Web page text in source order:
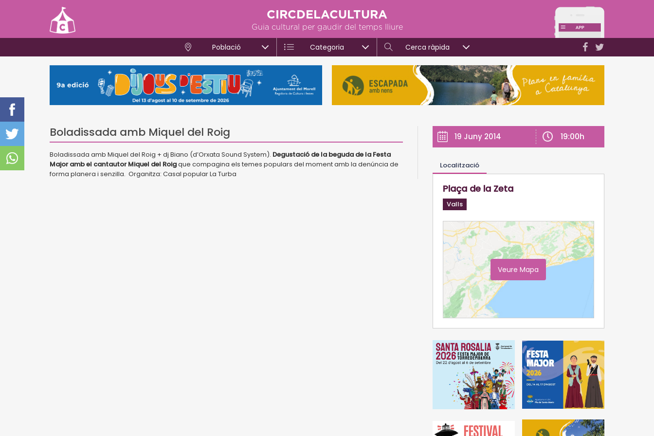
CIRCDELACULTURA
Guia cultural per gaudir del temps lliure
Població Categoria Cerca ràpida
Boladissada amb Miquel del Roig
Boladissada amb Miquel del Roig + dj Biano (d’Orxata Sound System). Degustació de la beguda de la Festa
Major amb el cantautor Miquel del Roigque compagina els temes populars del moment amb la denúncia de
forma planera i senzilla. Organitza: Casal popular La Turba
19 Juny 2014 19:00h
Localització
Plaça de la Zeta
Valls
Veure Mapa